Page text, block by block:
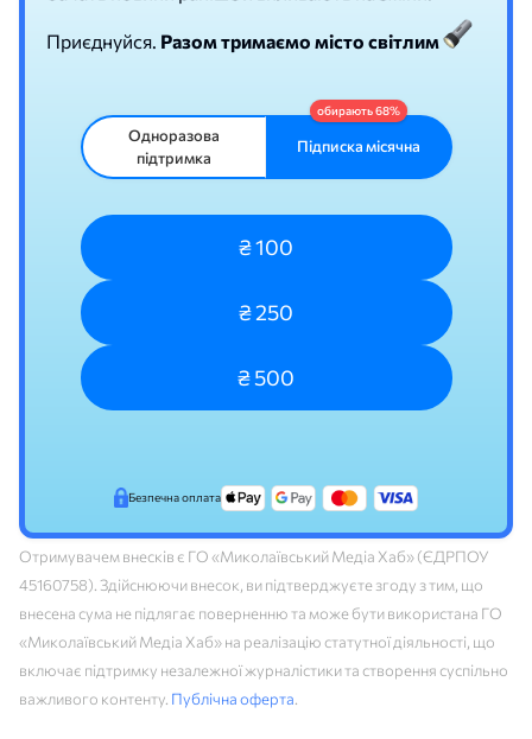
Приєднуйся. Разом тримаємо місто світлим
Одноразова
підтримка
Підписка місячна
₴ 100
₴ 250
₴ 500
Безпечна оплата
Отримувачем внесків є ГО «Миколаївський Медіа Хаб» (ЄДРПОУ
45160758). Здійснюючи внесок, ви підтверджуєте згоду з тим, що
внесена сума не підлягає поверненню та може бути використана ГО
«Миколаївський Медіа Хаб» на реалізацію статутної діяльності, що
включає підтримку незалежної журналістики та створення суспільно
важливого контенту. Публічна оферта.